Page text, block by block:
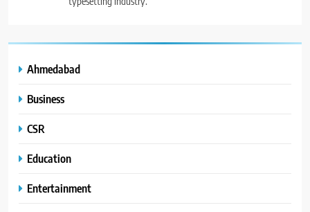
Ahmedabad
Business
CSR
Education
Entertainment